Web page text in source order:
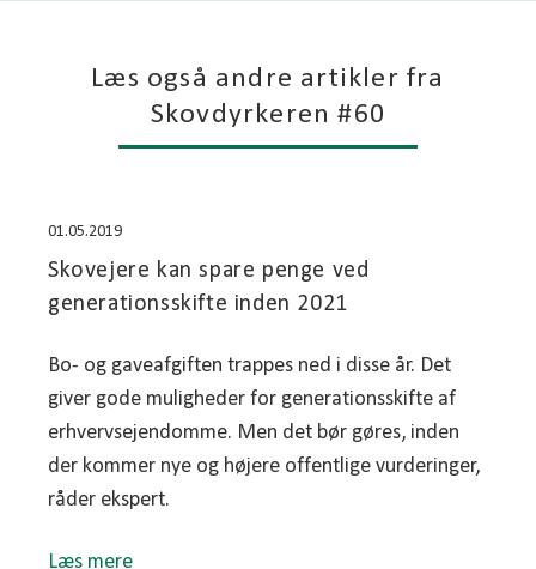
Læs også andre artikler fra
Skovdyrkeren #60
01.05.2019
Skovejere kan spare penge ved
generationsskifte inden 2021
Bo- og gaveafgiften trappes ned i disse år. Det
giver gode muligheder for generationsskifte af
erhvervsejendomme. Men det bør gøres, inden
der kommer nye og højere offentlige vurderinger,
råder ekspert.
Læs mere